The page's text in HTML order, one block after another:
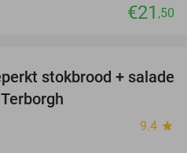
€21 ,50
44%
stokbrood + salade
9.4 star